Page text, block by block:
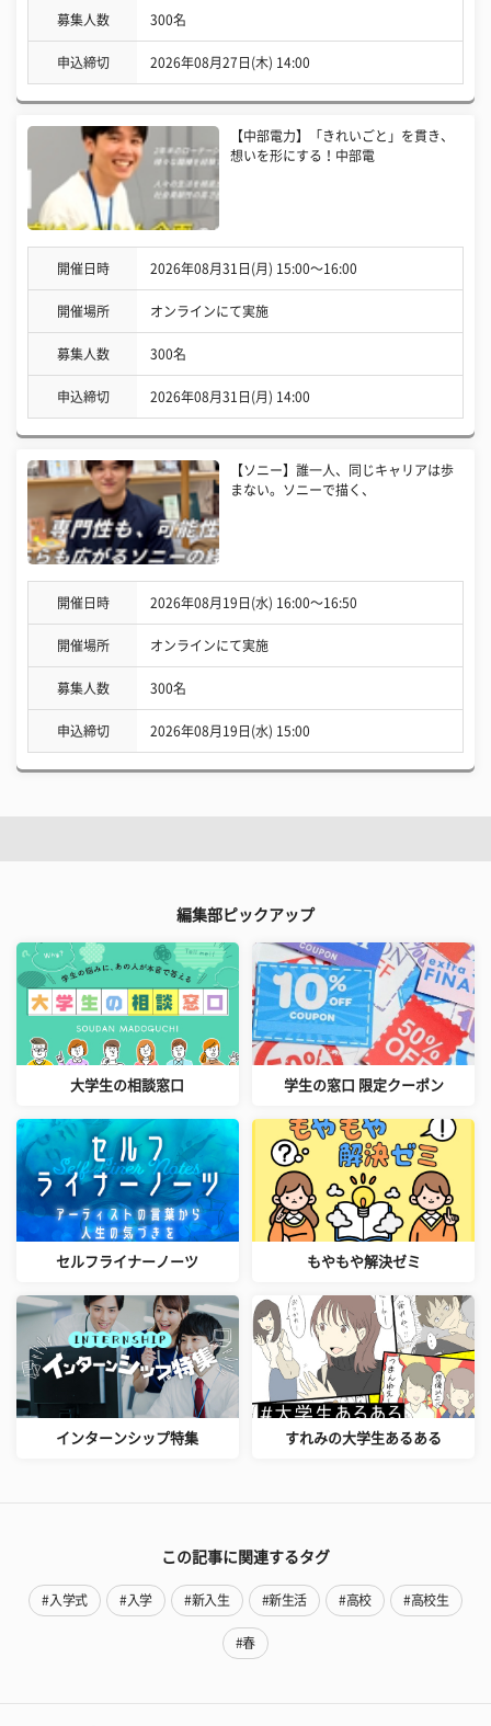
募集人数 300名
申込締切 2026年08月27日(木) 14:00
【中部電力】「きれいごと」を貫き、
想いを形にする！中部電
開催日時 2026年08月31日(月) 15:00〜16:00
開催場所 オンラインにて実施
募集人数 300名
申込締切 2026年08月31日(月) 14:00
【ソニー】誰一人、同じキャリアは歩
まない。ソニーで描く、
開催日時 2026年08月19日(水) 16:00〜16:50
開催場所 オンラインにて実施
募集人数 300名
申込締切 2026年08月19日(水) 15:00
編集部ピックアップ
大学生の相談窓口 学生の窓口 限定クーポン
セルフライナーノーツ もやもや解決ゼミ
インターンシップ特集 すれみの大学生あるある
この記事に関連するタグ
#入学式 #入学 #新入生 #新生活 #高校 #高校生
#春